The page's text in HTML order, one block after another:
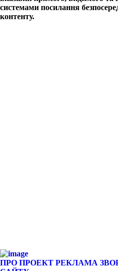
системами посилання
контенту.
ПРО ПРОЕКТ РЕКЛАМА